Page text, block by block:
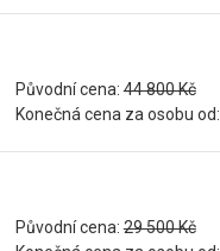
Původní cena:44 800 Kč
Konečná cena za osobu od:
Původní cena:29 500 Kč